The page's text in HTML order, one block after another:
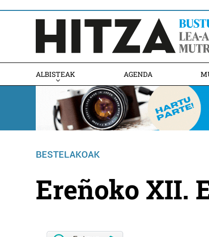
ALBISTEAK AGENDA
BESTELAKOAK
Ereñoko XII.